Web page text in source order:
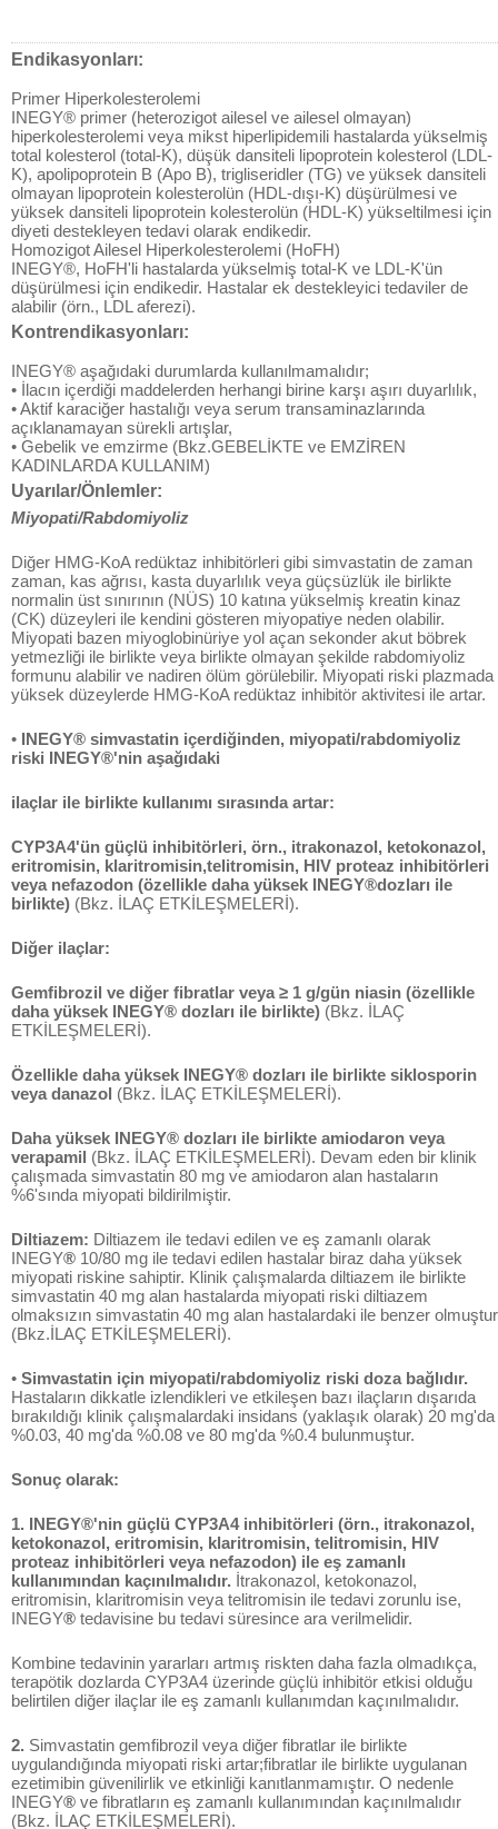
Endikasyonları:
Primer Hiperkolesterolemi
INEGY® primer (heterozigot ailesel ve ailesel olmayan)
hiperkolesterolemi veya mikst hiperlipidemili hastalarda yükselmiş
total kolesterol (total-K), düşük dansiteli lipoprotein kolesterol (LDL-
K), apolipoprotein B (Apo B), trigliseridler (TG) ve yüksek dansiteli
olmayan lipoprotein kolesterolün (HDL-dışı-K) düşürülmesi ve
yüksek dansiteli lipoprotein kolesterolün (HDL-K) yükseltilmesi için
diyeti destekleyen tedavi olarak endikedir.
Homozigot Ailesel Hiperkolesterolemi (HoFH)
INEGY®, HoFH'li hastalarda yükselmiş total-K ve LDL-K'ün
düşürülmesi için endikedir. Hastalar ek destekleyici tedaviler de
alabilir (örn., LDL aferezi).
Kontrendikasyonları:
INEGY® aşağıdaki durumlarda kullanılmamalıdır;
• İlacın içerdiği maddelerden herhangi birine karşı aşırı duyarlılık,
• Aktif karaciğer hastalığı veya serum transaminazlarında
açıklanamayan sürekli artışlar,
• Gebelik ve emzirme (Bkz.GEBELİKTE ve EMZİREN
KADINLARDA KULLANIM)
Uyarılar/Önlemler:
Miyopati/Rabdomiyoliz
Diğer HMG-KoA redüktaz inhibitörleri gibi simvastatin de zaman
zaman, kas ağrısı, kasta duyarlılık veya güçsüzlük ile birlikte
normalin üst sınırının (NÜS) 10 katına yükselmiş kreatin kinaz
(CK) düzeyleri ile kendini gösteren miyopatiye neden olabilir.
Miyopati bazen miyoglobinüriye yol açan sekonder akut böbrek
yetmezliği ile birlikte veya birlikte olmayan şekilde rabdomiyoliz
formunu alabilir ve nadiren ölüm görülebilir. Miyopati riski plazmada
yüksek düzeylerde HMG-KoA redüktaz inhibitör aktivitesi ile artar.
• INEGY® simvastatin içerdiğinden, miyopati/rabdomiyoliz
riski INEGY®'nin aşağıdaki
ilaçlar ile birlikte kullanımı sırasında artar:
CYP3A4'ün güçlü inhibitörleri, örn., itrakonazol, ketokonazol,
eritromisin, klaritromisin,telitromisin, HIV proteaz inhibitörleri
veya nefazodon (özellikle daha yüksek INEGY®dozları ile
birlikte) (Bkz. İLAÇ ETKİLEŞMELERİ).
Diğer ilaçlar:
Gemfibrozil ve diğer fibratlar veya ≥ 1 g/gün niasin (özellikle
daha yüksek INEGY® dozları ile birlikte) (Bkz. İLAÇ
ETKİLEŞMELERİ).
Özellikle daha yüksek INEGY® dozları ile birlikte siklosporin
veya danazol (Bkz. İLAÇ ETKİLEŞMELERİ).
Daha yüksek INEGY® dozları ile birlikte amiodaron veya
verapamil (Bkz. İLAÇ ETKİLEŞMELERİ). Devam eden bir klinik
çalışmada simvastatin 80 mg ve amiodaron alan hastaların
%6'sında miyopati bildirilmiştir.
Diltiazem: Diltiazem ile tedavi edilen ve eş zamanlı olarak
INEGY® 10/80 mg ile tedavi edilen hastalar biraz daha yüksek
miyopati riskine sahiptir. Klinik çalışmalarda diltiazem ile birlikte
simvastatin 40 mg alan hastalarda miyopati riski diltiazem
olmaksızın simvastatin 40 mg alan hastalardaki ile benzer olmuştur
(Bkz.İLAÇ ETKİLEŞMELERİ).
• Simvastatin için miyopati/rabdomiyoliz riski doza bağlıdır.
Hastaların dikkatle izlendikleri ve etkileşen bazı ilaçların dışarıda
bırakıldığı klinik çalışmalardaki insidans (yaklaşık olarak) 20 mg'da
%0.03, 40 mg'da %0.08 ve 80 mg'da %0.4 bulunmuştur.
Sonuç olarak:
1. INEGY®'nin güçlü CYP3A4 inhibitörleri (örn., itrakonazol,
ketokonazol, eritromisin, klaritromisin, telitromisin, HIV
proteaz inhibitörleri veya nefazodon) ile eş zamanlı
kullanımından kaçınılmalıdır. İtrakonazol, ketokonazol,
eritromisin, klaritromisin veya telitromisin ile tedavi zorunlu ise,
INEGY® tedavisine bu tedavi süresince ara verilmelidir.
Kombine tedavinin yararları artmış riskten daha fazla olmadıkça,
terapötik dozlarda CYP3A4 üzerinde güçlü inhibitör etkisi olduğu
belirtilen diğer ilaçlar ile eş zamanlı kullanımdan kaçınılmalıdır.
2. Simvastatin gemfibrozil veya diğer fibratlar ile birlikte
uygulandığında miyopati riski artar;fibratlar ile birlikte uygulanan
ezetimibin güvenilirlik ve etkinliği kanıtlanmamıştır. O nedenle
INEGY® ve fibratların eş zamanlı kullanımından kaçınılmalıdır
(Bkz. İLAÇ ETKİLEŞMELERİ).